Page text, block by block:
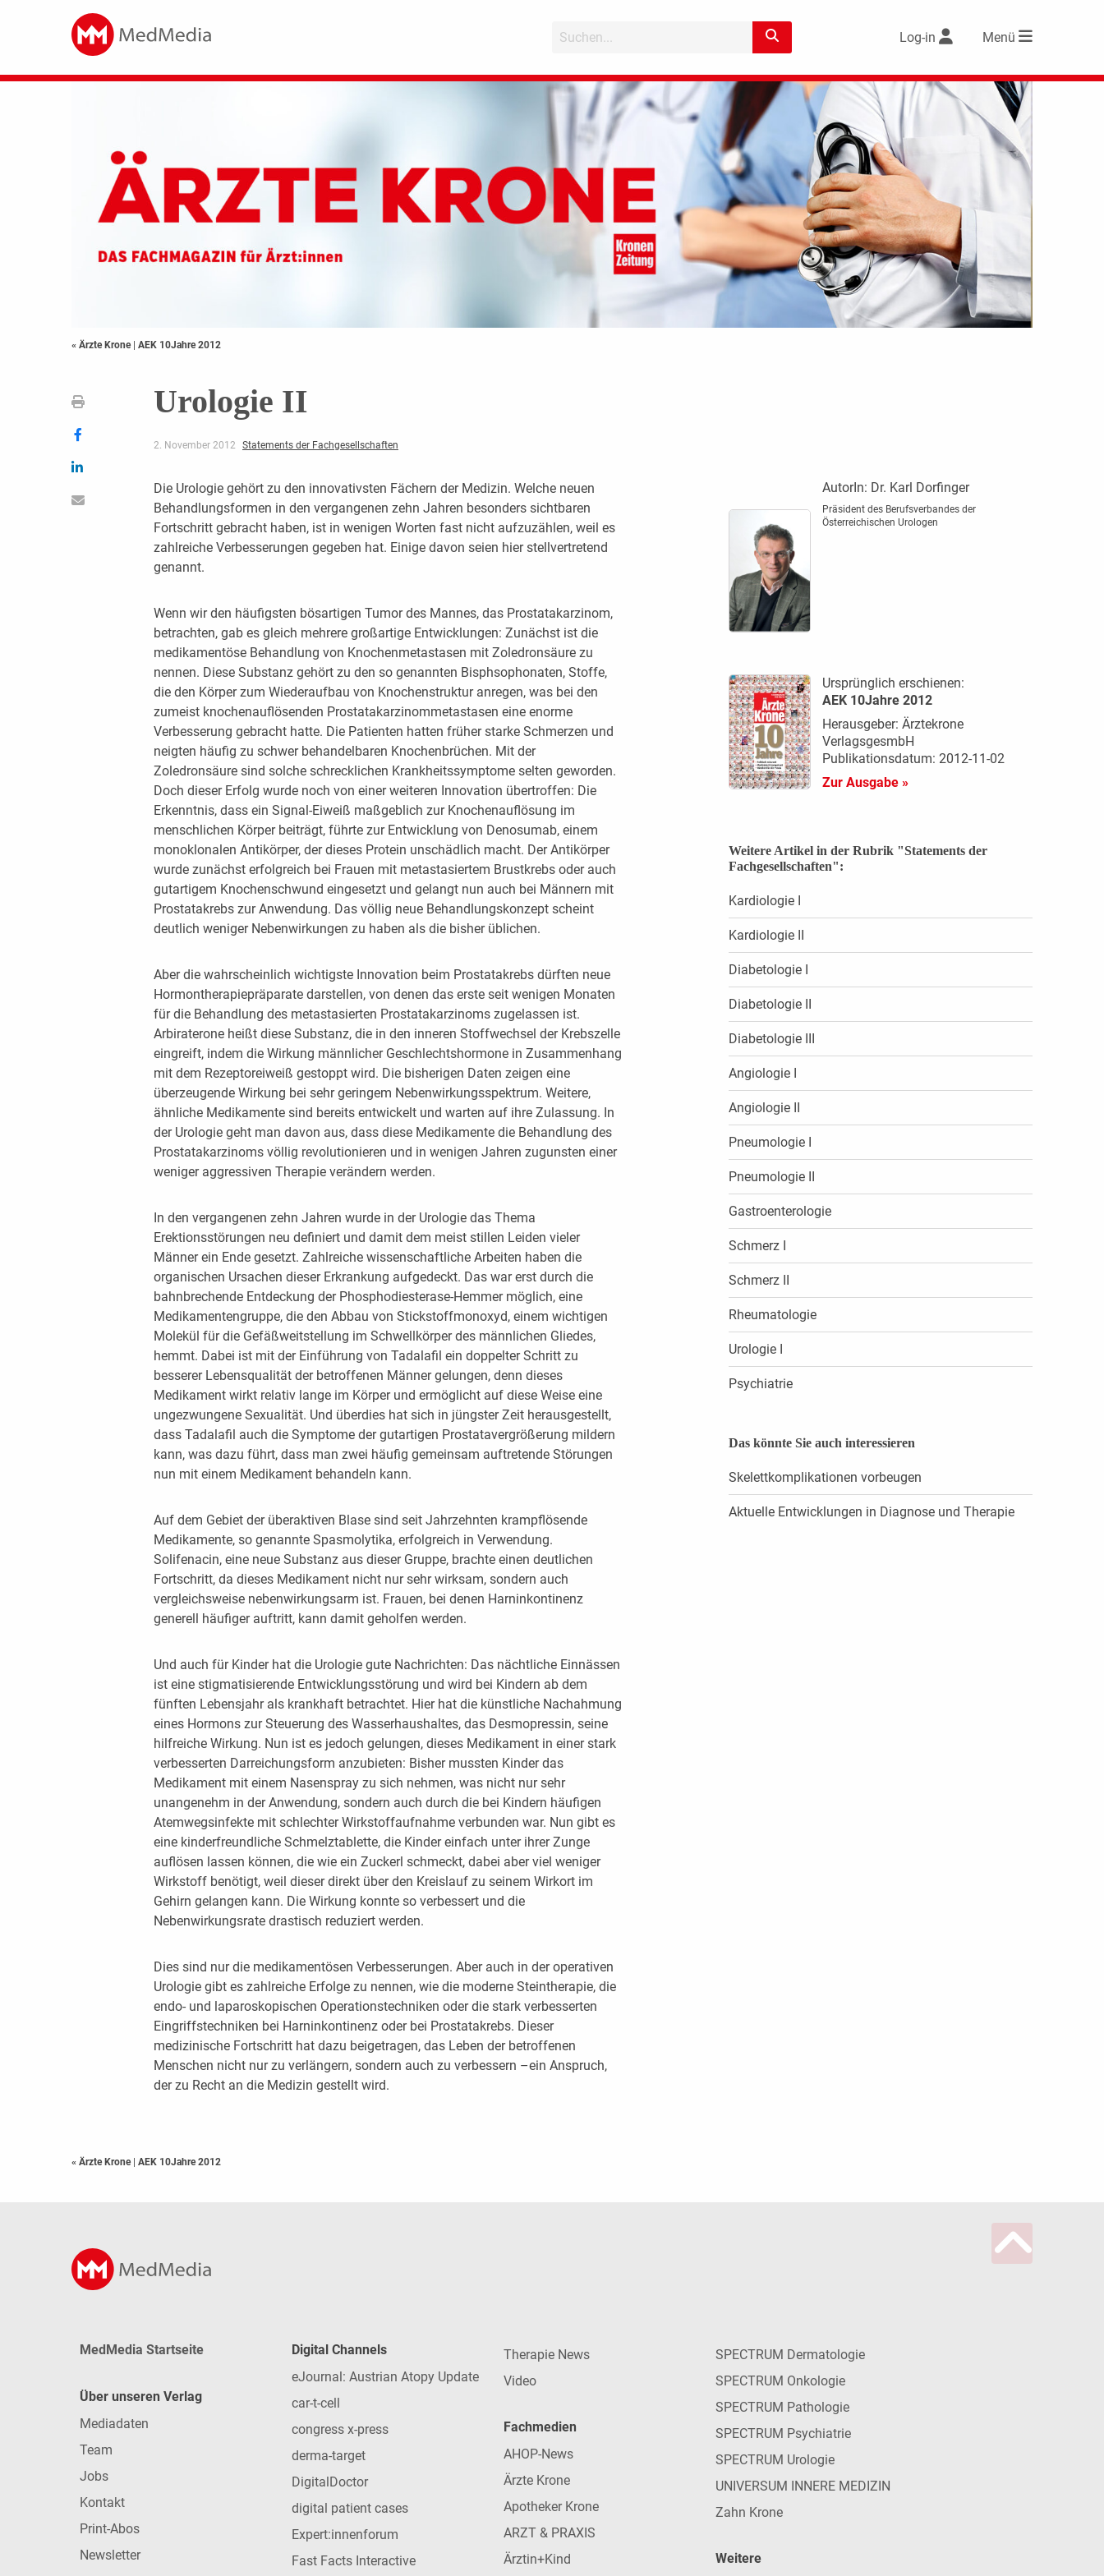
Log-in Menü
« Ärzte Krone | AEK 10Jahre 2012
Urologie II
2. November 2012 Statements der Fachgesellschaften
Die Urologie gehört zu den innovativsten Fächern der Medizin. Welche neuen
Behandlungsformen in den vergangenen zehn Jahren besonders sichtbaren
Fortschritt gebracht haben, ist in wenigen Worten fast nicht aufzuzählen, weil es
zahlreiche Verbesserungen gegeben hat. Einige davon seien hier stellvertretend
genannt.
Wenn wir den häufigsten bösartigen Tumor des Mannes, das Prostatakarzinom,
betrachten, gab es gleich mehrere großartige Entwicklungen: Zunächst ist die
medikamentöse Behandlung von Knochenmetastasen mit Zoledronsäure zu
nennen. Diese Substanz gehört zu den so genannten Bisphsophonaten, Stoffe,
die den Körper zum Wiederaufbau von Knochenstruktur anregen, was bei den
zumeist knochenauflösenden Prostatakarzinommetastasen eine enorme
Verbesserung gebracht hatte. Die Patienten hatten früher starke Schmerzen und
neigten häufig zu schwer behandelbaren Knochenbrüchen. Mit der
Zoledronsäure sind solche schrecklichen Krankheitssymptome selten geworden.
Doch dieser Erfolg wurde noch von einer weiteren Innovation übertroffen: Die
Erkenntnis, dass ein Signal-Eiweiß maßgeblich zur Knochenauflösung im
menschlichen Körper beiträgt, führte zur Entwicklung von Denosumab, einem
monoklonalen Antikörper, der dieses Protein unschädlich macht. Der Antikörper
wurde zunächst erfolgreich bei Frauen mit metastasiertem Brustkrebs oder auch
gutartigem Knochenschwund eingesetzt und gelangt nun auch bei Männern mit
Prostatakrebs zur Anwendung. Das völlig neue Behandlungskonzept scheint
deutlich weniger Nebenwirkungen zu haben als die bisher üblichen.
Aber die wahrscheinlich wichtigste Innovation beim Prostatakrebs dürften neue
Hormontherapiepräparate darstellen, von denen das erste seit wenigen Monaten
für die Behandlung des metastasierten Prostatakarzinoms zugelassen ist.
Arbiraterone heißt diese Substanz, die in den inneren Stoffwechsel der Krebszelle
eingreift, indem die Wirkung männlicher Geschlechtshormone in Zusammenhang
mit dem Rezeptoreiweiß gestoppt wird. Die bisherigen Daten zeigen eine
überzeugende Wirkung bei sehr geringem Nebenwirkungsspektrum. Weitere,
ähnliche Medikamente sind bereits entwickelt und warten auf ihre Zulassung. In
der Urologie geht man davon aus, dass diese Medikamente die Behandlung des
Prostatakarzinoms völlig revolutionieren und in wenigen Jahren zugunsten einer
weniger aggressiven Therapie verändern werden.
In den vergangenen zehn Jahren wurde in der Urologie das Thema
Erektionsstörungen neu definiert und damit dem meist stillen Leiden vieler
Männer ein Ende gesetzt. Zahlreiche wissenschaftliche Arbeiten haben die
organischen Ursachen dieser Erkrankung aufgedeckt. Das war erst durch die
bahnbrechende Entdeckung der Phosphodiesterase-Hemmer möglich, eine
Medikamentengruppe, die den Abbau von Stickstoffmonoxyd, einem wichtigen
Molekül für die Gefäßweitstellung im Schwellkörper des männlichen Gliedes,
hemmt. Dabei ist mit der Einführung von Tadalafil ein doppelter Schritt zu
besserer Lebensqualität der betroffenen Männer gelungen, denn dieses
Medikament wirkt relativ lange im Körper und ermöglicht auf diese Weise eine
ungezwungene Sexualität. Und überdies hat sich in jüngster Zeit herausgestellt,
dass Tadalafil auch die Symptome der gutartigen Prostatavergrößerung mildern
kann, was dazu führt, dass man zwei häufig gemeinsam auftretende Störungen
nun mit einem Medikament behandeln kann.
Auf dem Gebiet der überaktiven Blase sind seit Jahrzehnten krampflösende
Medikamente, so genannte Spasmolytika, erfolgreich in Verwendung.
Solifenacin, eine neue Substanz aus dieser Gruppe, brachte einen deutlichen
Fortschritt, da dieses Medikament nicht nur sehr wirksam, sondern auch
vergleichsweise nebenwirkungsarm ist. Frauen, bei denen Harninkontinenz
generell häufiger auftritt, kann damit geholfen werden.
Und auch für Kinder hat die Urologie gute Nachrichten: Das nächtliche Einnässen
ist eine stigmatisierende Entwicklungsstörung und wird bei Kindern ab dem
fünften Lebensjahr als krankhaft betrachtet. Hier hat die künstliche Nachahmung
eines Hormons zur Steuerung des Wasserhaushaltes, das Desmopressin, seine
hilfreiche Wirkung. Nun ist es jedoch gelungen, dieses Medikament in einer stark
verbesserten Darreichungsform anzubieten: Bisher mussten Kinder das
Medikament mit einem Nasenspray zu sich nehmen, was nicht nur sehr
unangenehm in der Anwendung, sondern auch durch die bei Kindern häufigen
Atemwegsinfekte mit schlechter Wirkstoffaufnahme verbunden war. Nun gibt es
eine kinderfreundliche Schmelztablette, die Kinder einfach unter ihrer Zunge
auflösen lassen können, die wie ein Zuckerl schmeckt, dabei aber viel weniger
Wirkstoff benötigt, weil dieser direkt über den Kreislauf zu seinem Wirkort im
Gehirn gelangen kann. Die Wirkung konnte so verbessert und die
Nebenwirkungsrate drastisch reduziert werden.
Dies sind nur die medikamentösen Verbesserungen. Aber auch in der operativen
Urologie gibt es zahlreiche Erfolge zu nennen, wie die moderne Steintherapie, die
endo- und laparoskopischen Operationstechniken oder die stark verbesserten
Eingriffstechniken bei Harninkontinenz oder bei Prostatakrebs. Dieser
medizinische Fortschritt hat dazu beigetragen, das Leben der betroffenen
Menschen nicht nur zu verlängern, sondern auch zu verbessern –ein Anspruch,
der zu Recht an die Medizin gestellt wird.
AutorIn: Dr. Karl Dorfinger
Präsident des Berufsverbandes der
Österreichischen Urologen
Ursprünglich erschienen:
AEK 10Jahre 2012
Herausgeber: Ärztekrone
VerlagsgesmbH
Publikationsdatum: 2012-11-02
Zur Ausgabe »
Weitere Artikel in der Rubrik "Statements der
Fachgesellschaften":
Kardiologie I
Kardiologie II
Diabetologie I
Diabetologie II
Diabetologie III
Angiologie I
Angiologie II
Pneumologie I
Pneumologie II
Gastroenterologie
Schmerz I
Schmerz II
Rheumatologie
Urologie I
Psychiatrie
Das könnte Sie auch interessieren
Skelettkomplikationen vorbeugen
Aktuelle Entwicklungen in Diagnose und Therapie
« Ärzte Krone | AEK 10Jahre 2012
MedMedia Startseite
Über unseren Verlag
Mediadaten
Team
Jobs
Kontakt
Print-Abos
Newsletter
Digital Channels
eJournal: Austrian Atopy Update
car-t-cell
congress x-press
derma-target
DigitalDoctor
digital patient cases
Expert:innenforum
Fast Facts Interactive
Therapie News
Video
Fachmedien
AHOP-News
Ärzte Krone
Apotheker Krone
ARZT & PRAXIS
Ärztin+Kind
SPECTRUM Dermatologie
SPECTRUM Onkologie
SPECTRUM Pathologie
SPECTRUM Psychiatrie
SPECTRUM Urologie
UNIVERSUM INNERE MEDIZIN
Zahn Krone
Weitere